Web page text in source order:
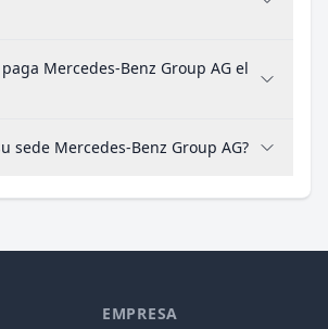
Mercedes-Benz Group AG el
sede Mercedes-Benz Group AG?
EMPRESA